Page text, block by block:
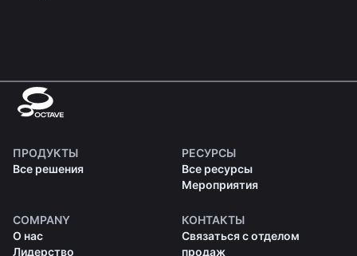
ПРОДУКТЫ
Все решения
РЕСУРСЫ
Все ресурсы
Мероприятия
COMPANY
О нас
Лидерство
КОНТАКТЫ
Связаться с отделом
продаж